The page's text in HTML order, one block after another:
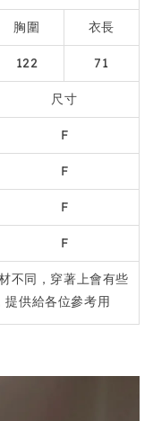
胸圍 衣長
122 71
尺寸
F
F
F
F
不同，穿著上會有些
供給各位參考用